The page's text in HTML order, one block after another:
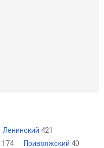
Ленинский 421
174 Приволжский 40